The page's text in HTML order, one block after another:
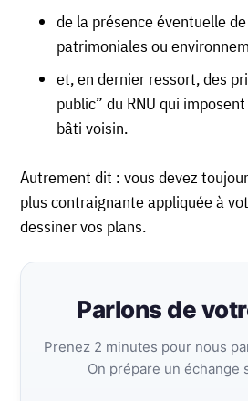
de la présence éventuelle
patrimoniales ou
et, en dernier ressort, des
public” du RNU qui
bâti voisin.
Autrement dit : vous devez
plus contraignante appliquée à
dessiner vos plans.
Parlons de
Prenez 2 minutes pour nous
On prépare un échange